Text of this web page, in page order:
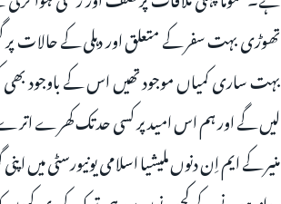
تھوڑی بہت سفر کے متعلق اور دہلی کے حالات پر
بہت ساری کمیاں موجود تھیں اس کے باوجود بھی
لیں گے اور ہم اس امید پر کسی حد تک کھرے
منیر کے ایم اِن دنوں ملیشیا اسلامی یونیورسٹی